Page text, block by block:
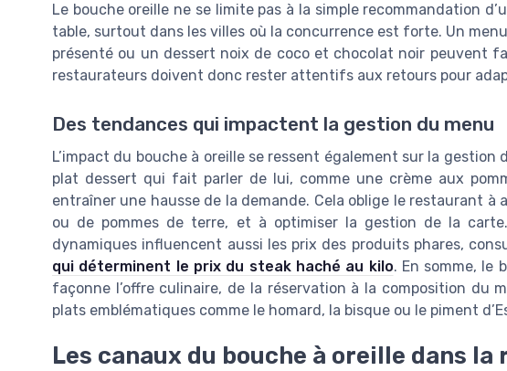
Le bouche oreille ne se limite pas à la simple recommandation
table, surtout dans les villes où la concurrence est forte. Un
présenté ou un dessert noix de coco et chocolat noir peuvent
restaurateurs doivent donc rester attentifs aux retours pour
Des tendances qui impactent la gestion du menu
L’impact du bouche à oreille se ressent également sur la
plat dessert qui fait parler de lui, comme une crème aux
entraîner une hausse de la demande. Cela oblige le restaurant à
ou de pommes de terre, et à optimiser la gestion de la
dynamiques influencent aussi les prix des produits phares,
qui déterminent le prix du steak haché au kilo. En somme, le
façonne l’offre culinaire, de la réservation à la composition du
plats emblématiques comme le homard, la bisque ou le piment
Les canaux du bouche à oreille dans